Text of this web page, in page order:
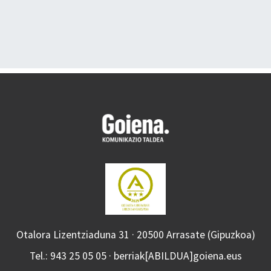
Otalora Lizentziaduna 31 · 20500 Arrasate (Gipuzkoa)
Tel.: 943 25 05 05 · berriak[ABILDUA]goiena.eus